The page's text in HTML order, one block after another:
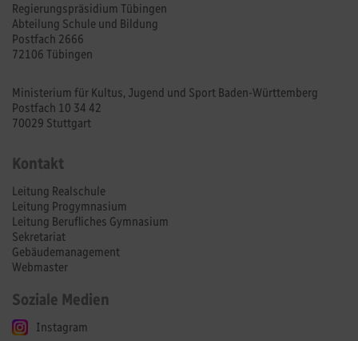
Regierungspräsidium Tübingen
Abteilung Schule und Bildung
Postfach 2666
72106 Tübingen
Ministerium für Kultus, Jugend und Sport Baden-Württemberg
Postfach 10 34 42
70029 Stuttgart
Kontakt
Leitung Realschule
Leitung Progymnasium
Leitung Berufliches Gymnasium
Sekretariat
Gebäudemanagement
Webmaster
Soziale Medien
Instagram